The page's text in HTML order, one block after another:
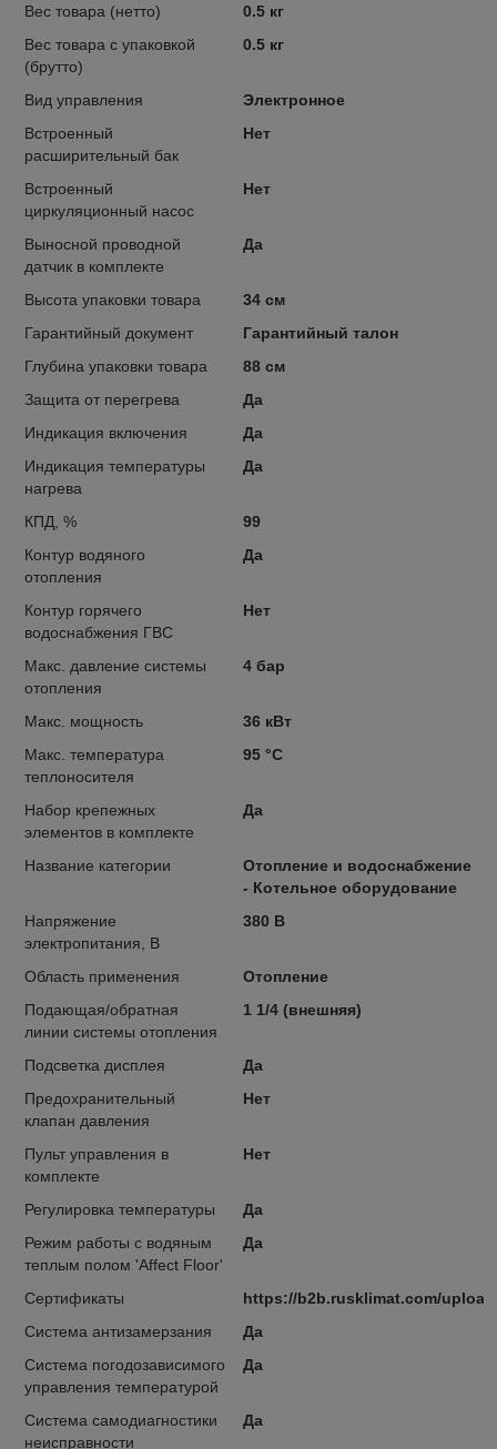
Вес товара (нетто)
0.5 кг
Вес товара с упаковкой
(брутто)
0.5 кг
Вид управления
Электронное
Встроенный
расширительный бак
Нет
Встроенный
циркуляционный насос
Нет
Выносной проводной
датчик в комплекте
Да
Высота упаковки товара
34 см
Гарантийный документ
Гарантийный талон
Глубина упаковки товара
88 см
Защита от перегрева
Да
Индикация включения
Да
Индикация температуры
нагрева
Да
КПД, %
99
Контур водяного
отопления
Да
Контур горячего
водоснабжения ГВС
Нет
Макс. давление системы
отопления
4 бар
Макс. мощность
36 кВт
Макс. температура
теплоносителя
95 °С
Набор крепежных
элементов в комплекте
Да
Название категории
Отопление и водоснабжение
- Котельное оборудование
Напряжение
электропитания, В
380 В
Область применения
Отопление
Подающая/обратная
линии системы отопления
1 1/4 (внешняя)
Подсветка дисплея
Да
Предохранительный
клапан давления
Нет
Пульт управления в
комплекте
Нет
Регулировка температуры
Да
Режим работы с водяным
теплым полом 'Affect Floor'
Да
Сертификаты
https://b2b.rusklimat.com/
Система антизамерзания
Да
Система погодозависимого
управления температурой
Да
Система самодиагностики
неисправности
Да